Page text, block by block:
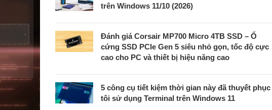
trên Windows 11/10 (2026)
Đánh giá Corsair MP700 Micro 4TB SSD – Ổ
cứng SSD PCIe Gen 5 siêu nhỏ gọn, tốc độ cực
cao cho PC và thiết bị hiệu năng cao
5 công cụ tiết kiệm thời gian này đã thuyết phục
tôi sử dụng Terminal trên Windows 11